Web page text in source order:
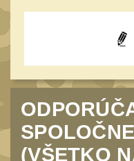
Pre AK
Pažby51
Raily, lišty, krytky66
Přední rukojeti 50
(VŠETKO